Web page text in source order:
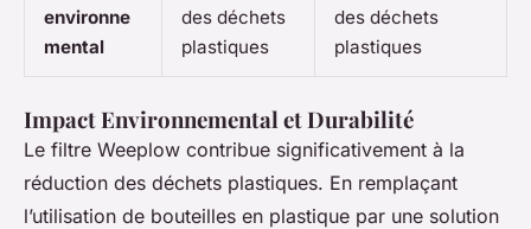
environne
mental
des déchets
plastiques
des déchets
plastiques
Impact Environnemental et Durabilité
Le filtre Weeplow contribue significativement à la
réduction des déchets plastiques. En remplaçant
l’utilisation de bouteilles en plastique par une solution